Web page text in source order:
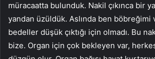
müracaatta bulunduk. Nakil çıkınca bir
yandan üzüldük. Aslında ben böbreğimi
bedeller düşük çıktığı için olmadı. Bu
bize. Organ için çok bekleyen var,